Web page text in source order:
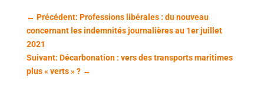
← Précédent: Professions libérales : du nouveau
concernant les indemnités journalières au 1er juillet
2021
Suivant: Décarbonation : vers des transports maritimes
plus « verts » ?→